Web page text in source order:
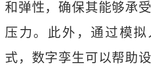
和弹性，确保其能够承
压力。此外，通过模
式，数字孪生可以帮助